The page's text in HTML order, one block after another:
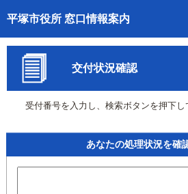
平塚市役所 窓口情報案内
トップページへ
ご利用方法
事前予約
予約状況確認
待ち状況確認
交付状況確認
受付番号を入力し、検索ボタンを押下し
あなたの処理状況を確